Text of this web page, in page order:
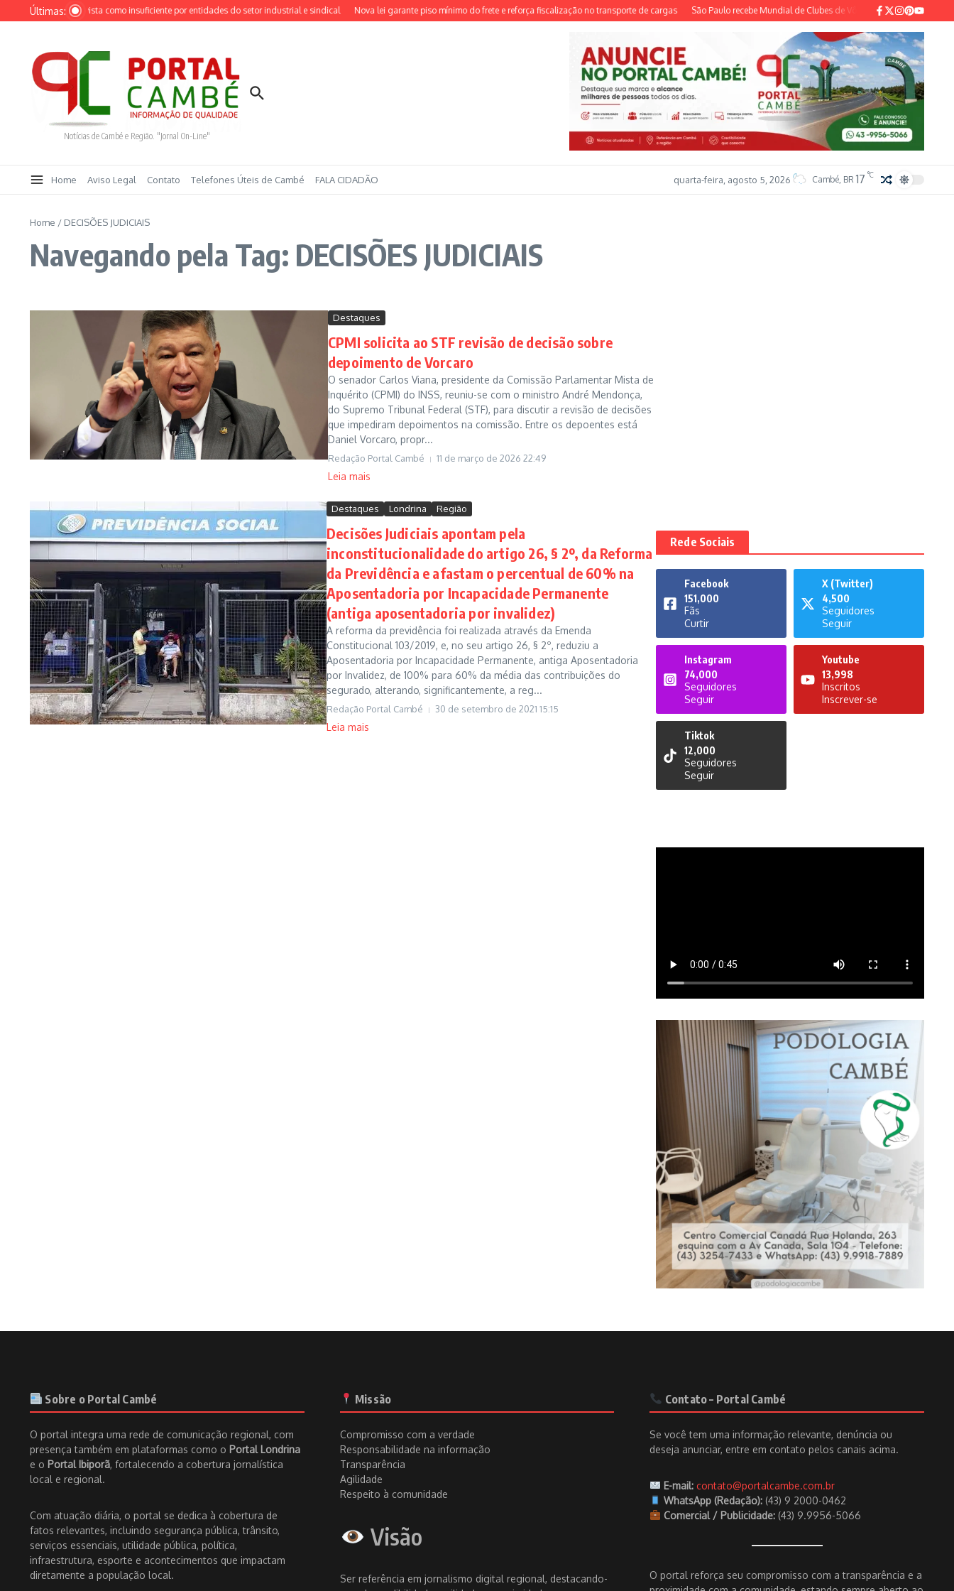
Ir para o conteúdo
Últimas:
da Selic é vista como insuficiente por entidades do setor industrial e sindical Nova lei garante piso mínimo do frete e reforça fiscalização no transporte de cargas São Paulo recebe Mundial de Clubes de Vôlei Feminino pela quarta vez
Notícias de Cambé e Região. "Jornal On-Line"
Home Aviso Legal Contato Telefones Úteis de Cambé FALA CIDADÃO quarta-feira, agosto 5, 2026 Cambé, BR 17 °C
Home / DECISÕES JUDICIAIS
Navegando pela Tag: DECISÕES JUDICIAIS
Destaques
CPMI solicita ao STF revisão de decisão sobre
depoimento de Vorcaro
O senador Carlos Viana, presidente da Comissão Parlamentar Mista de
Inquérito (CPMI) do INSS, reuniu-se com o ministro André Mendonça,
do Supremo Tribunal Federal (STF), para discutir a revisão de decisões
que impediram depoimentos na comissão. Entre os depoentes está
Daniel Vorcaro, propr...
Redação Portal Cambé 11 de março de 2026 22:49
Leia mais
Destaques Londrina Região
Decisões Judiciais apontam pela
inconstitucionalidade do artigo 26, § 2º, da Reforma
da Previdência e afastam o percentual de 60% na
Aposentadoria por Incapacidade Permanente
(antiga aposentadoria por invalidez)
A reforma da previdência foi realizada através da Emenda
Constitucional 103/2019, e, no seu artigo 26, § 2º, reduziu a
Aposentadoria por Incapacidade Permanente, antiga Aposentadoria
por Invalidez, de 100% para 60% da média das contribuições do
segurado, alterando, significantemente, a reg...
Redação Portal Cambé 30 de setembro de 2021 15:15
Leia mais
Rede Sociais
Facebook
151,000
Fãs
Curtir
X (Twitter)
4,500
Seguidores
Seguir
Instagram
74,000
Seguidores
Seguir
Youtube
13,998
Inscritos
Inscrever-se
Tiktok
12,000
Seguidores
Seguir
Sobre o Portal Cambé
O portal integra uma rede de comunicação regional, com
presença também em plataformas como o Portal Londrina
e o Portal Ibiporã, fortalecendo a cobertura jornalística
local e regional.
Com atuação diária, o portal se dedica à cobertura de
fatos relevantes, incluindo segurança pública, trânsito,
serviços essenciais, utilidade pública, política,
infraestrutura, esporte e acontecimentos que impactam
diretamente a população local.
Missão
Compromisso com a verdade
Responsabilidade na informação
Transparência
Agilidade
Respeito à comunidade
Visão
Ser referência em jornalismo digital regional, destacando-
Contato – Portal Cambé
Se você tem uma informação relevante, denúncia ou
deseja anunciar, entre em contato pelos canais acima.
E-mail: contato@portalcambe.com.br
WhatsApp (Redação): (43) 9 2000-0462
Comercial / Publicidade: (43) 9.9956-5066
O portal reforça seu compromisso com a transparência e a